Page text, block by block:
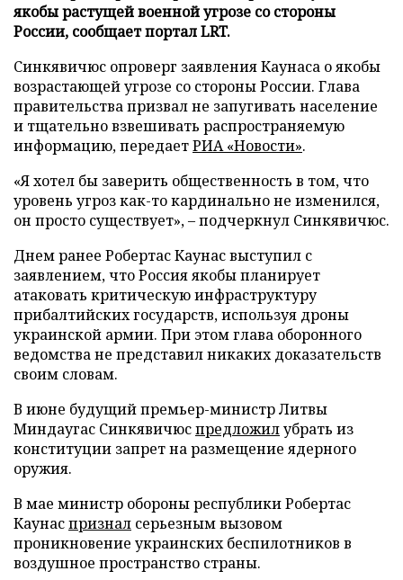
якобы растущей военной угрозе со стороны
России, сообщает портал LRT.
Синкявичюс опроверг заявления Каунаса о якобы
возрастающей угрозе со стороны России. Глава
правительства призвал не запугивать население
и тщательно взвешивать распространяемую
информацию, передаетРИА «Новости».
«Я хотел бы заверить общественность в том, что
уровень угроз как-то кардинально не изменился,
он просто существует», – подчеркнул Синкявичюс.
Днем ранее Робертас Каунас выступил с
заявлением, что Россия якобы планирует
атаковать критическую инфраструктуру
прибалтийских государств, используя дроны
украинской армии. При этом глава оборонного
ведомства не представил никаких доказательств
своим словам.
В июне будущий премьер-министр Литвы
Миндаугас Синкявичюспредложилубрать из
конституции запрет на размещение ядерного
оружия.
В мае министр обороны республики Робертас
Каунаспризнал серьезным вызовом
проникновение украинских беспилотников в
воздушное пространство страны.